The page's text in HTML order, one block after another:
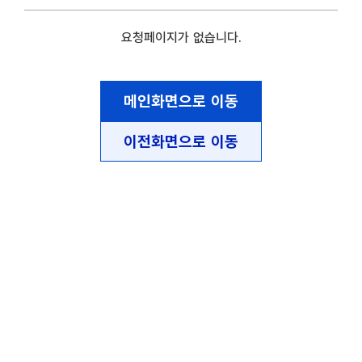
요청페이지가 없습니다.
메인화면으로 이동
이전화면으로 이동